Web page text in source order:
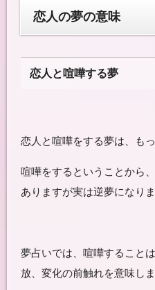
恋人の夢の意味
恋人と喧嘩する夢
恋人と喧嘩をする夢は、も
喧嘩をするということから
ありますが実は逆夢になりま
夢占いでは、喧嘩すること
放、変化の前触れを意味しま